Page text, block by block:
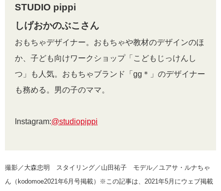
STUDIO pippi
しげおかのぶこさん
おもちゃデザイナー。おもちゃや教材のデザインのほ
か、子ども向けワークショップ「こどもじっけんし
つ」も人気。おもちゃブランド「gg＊」のデザイナー
も務める。男の子のママ。
Instagram:@studiopippi
撮影／大森忠明 スタイリング／山田祐子 モデル／ユアサ・ルナちゃ
ん（kodomoe2021年6月号掲載）※この記事は、2021年5月にウェブ掲載